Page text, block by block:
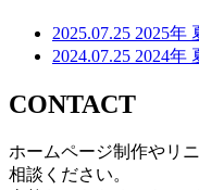
2025.07.25 2025年
2024.07.25 2024年
CONTACT
ホームページ制作やリ
相談ください。